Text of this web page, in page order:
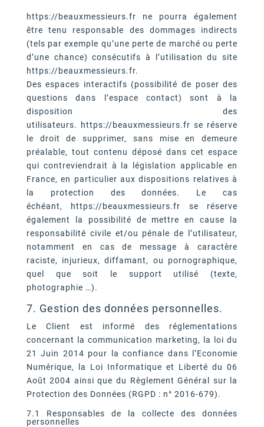
https://beauxmessieurs.fr ne pourra également
être tenu responsable des dommages indirects
(tels par exemple qu’une perte de marché ou perte
d’une chance) consécutifs à l’utilisation du site
https://beauxmessieurs.fr.
Des espaces interactifs (possibilité de poser des
questions dans l’espace contact) sont à la
disposition des
utilisateurs. https://beauxmessieurs.fr se réserve
le droit de supprimer, sans mise en demeure
préalable, tout contenu déposé dans cet espace
qui contreviendrait à la législation applicable en
France, en particulier aux dispositions relatives à
la protection des données. Le cas
échéant, https://beauxmessieurs.fr se réserve
également la possibilité de mettre en cause la
responsabilité civile et/ou pénale de l’utilisateur,
notamment en cas de message à caractère
raciste, injurieux, diffamant, ou pornographique,
quel que soit le support utilisé (texte,
photographie …).
7. Gestion des données personnelles.
Le Client est informé des réglementations
concernant la communication marketing, la loi du
21 Juin 2014 pour la confiance dans l’Economie
Numérique, la Loi Informatique et Liberté du 06
Août 2004 ainsi que du Règlement Général sur la
Protection des Données (RGPD : n° 2016-679).
7.1 Responsables de la collecte des données
personnelles